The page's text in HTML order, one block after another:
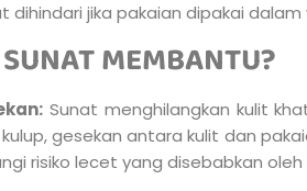
dihindari jika pakaian dipakai
MEMBANTU?
Sunat menghilangkan kulit
gesekan antara kulit dan
risiko lecet yang disebabkan